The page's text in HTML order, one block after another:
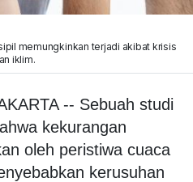
memungkinkan terjadi akibat krisis
iklim.
-- Sebuah studi
kekurangan
oleh peristiwa cuaca
kerusuhan